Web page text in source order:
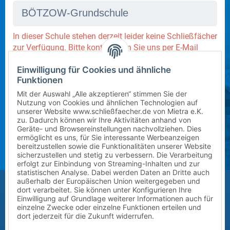
In dieser Schule stehen derzeit leider keine Schließfächer
zur Verfügung. Bitte kontaktieren Sie uns per E-Mail
Mietbeginn wählen
Schuljahr 2026/2027 (ab sofort)
Klasse wählen
Bitte wählen Sie die korrekte Klassenstufe im
kommenden Schuljahr.
Zusatz (Klasse a, b, c) wählen
Vor-/Nachname des Kindes
Einwilligung für Cookies und ähnliche
Funktionen
Mit der Auswahl „Alle akzeptieren“ stimmen Sie der
Nutzung von Cookies und ähnlichen Technologien auf
unserer Website www.schließfaecher.de von Mietra e.K.
zu. Dadurch können wir Ihre Aktivitäten anhand von
Geräte- und Browsereinstellungen nachvollziehen. Dies
ermöglicht es uns, für Sie interessante Werbeanzeigen
bereitzustellen sowie die Funktionalitäten unserer Website
sicherzustellen und stetig zu verbessern. Die Verarbeitung
erfolgt zur Einbindung von Streaming-Inhalten und zur
statistischen Analyse. Dabei werden Daten an Dritte auch
außerhalb der Europäischen Union weitergegeben und
dort verarbeitet. Sie können unter Konfigurieren Ihre
Einwilligung auf Grundlage weiterer Informationen auch für
einzelne Zwecke oder einzelne Funktionen erteilen und
dort jederzeit für die Zukunft widerrufen.